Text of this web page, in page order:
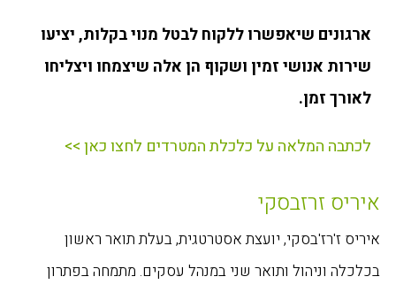
ארגונים שיאפשרו ללקוח לבטל מנוי בקלות, יציעו
שירות אנושי זמין ושקוף הן אלה שיצמחו ויצליחו
לאורך זמן.
לכתבה המלאה על כלכלת המטרדים לחצו כאן >>
איריס זרזבסקי
איריס ז'רז'בסקי, יועצת אסטרטגית, בעלת תואר ראשון
בכלכלה וניהול ותואר שני במנהל עסקים. מתמחה בפתרון